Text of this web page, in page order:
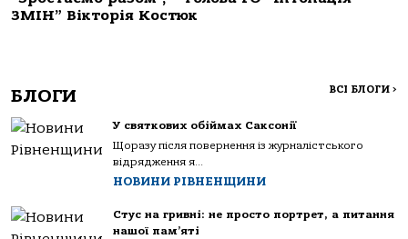
ЗМІН” Вікторія Костюк
БЛОГИ ВСІ БЛОГИ >
У святкових обіймах Саксонії
Щоразу після повернення із журналістського
відрядження я...
НОВИНИ РІВНЕНЩИНИ
Стус на гривні: не просто портрет, а питання
нашої пам’яті